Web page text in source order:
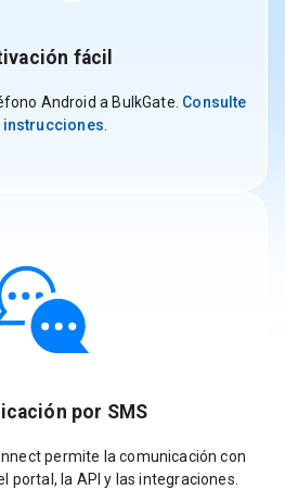
fácil
Android a BulkGate. Consulte
instrucciones
por SMS
permite la comunicación con
portal, la API y las integraciones.